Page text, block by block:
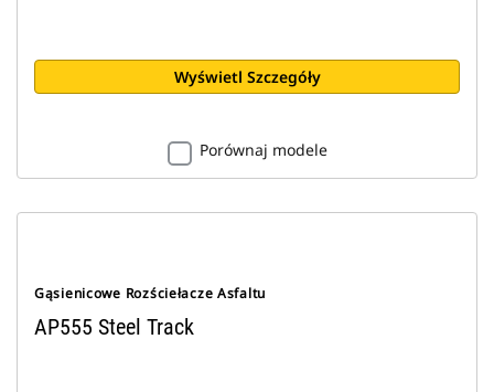
Wyświetl Szczegóły
Porównaj modele
Gąsienicowe Rozściełacze Asfaltu
AP555 Steel Track